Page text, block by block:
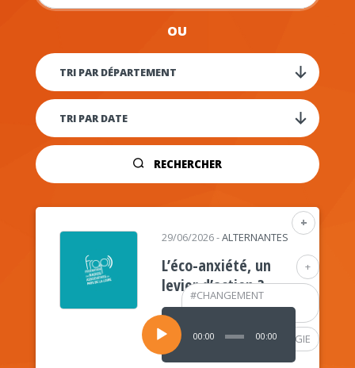
OU
RECHERCHER
+
+
#CHANGEMENT
CLIMATIQUE
#PSYCHOLOGIE
29/06/2026-ALTERNANTES
L’éco-anxiété, un
levier d’action ?
Lecteur
audio
00:00 00:00